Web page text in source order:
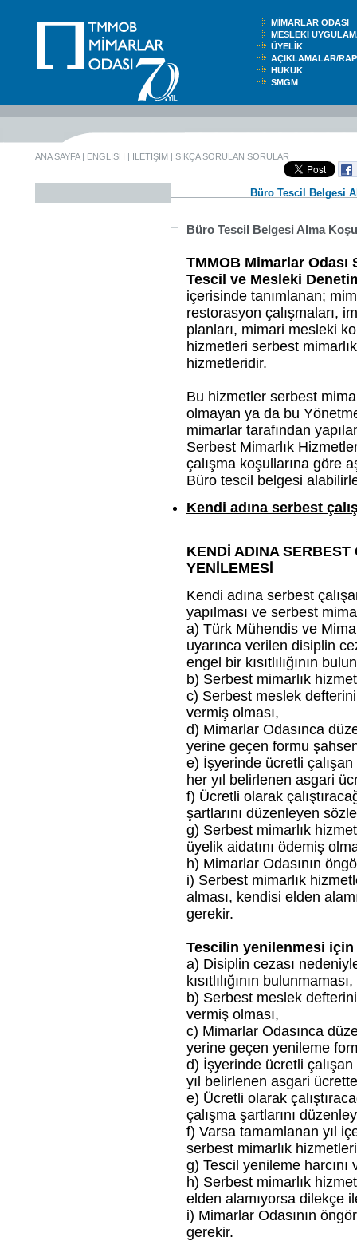
MİMARLAR ODASI
MESLEKİ
ÜYELİK
AÇIKLAMALAR/
HUKUK
SMGM
ANA SAYFA| ENGLISH | İLETİŞİM | SIKÇA SORULAN SORULAR
Büro Tescil Belgesi
Büro Tescil Belgesi Alma
TMMOB Mimarlar
Tescil ve Mesleki
içerisinde tanımlanan;
restorasyon çalışmaları,
planları, mimari mesleki
hizmetleri serbest
hizmetleridir.
Bu hizmetler serbest
olmayan ya da bu
mimarlar tarafından
Serbest Mimarlık
çalışma koşullarına göre
Büro tescil belgesi
Kendi adına serbest
KENDİ ADINA
YENİLEMESİ
Kendi adına serbest
yapılması ve serbest
a) Türk Mühendis ve
uyarınca verilen disiplin
engel bir kısıtlılığının
b) Serbest mimarlık
c) Serbest meslek
vermiş olması,
d) Mimarlar Odasınca
yerine geçen formu
e) İşyerinde ücretli
her yıl belirlenen asgari
f) Ücretli olarak
şartlarını düzenleyen
g) Serbest mimarlık
üyelik aidatını ödemiş
h) Mimarlar Odasının
i) Serbest mimarlık
alması, kendisi elden
gerekir.
Tescilin yenilenmesi için
a) Disiplin cezası
kısıtlılığının bulunmaması,
b) Serbest meslek
vermiş olması,
c) Mimarlar Odasınca
yerine geçen yenileme
d) İşyerinde ücretli
yıl belirlenen asgari
e) Ücretli olarak
çalışma şartlarını
f) Varsa tamamlanan yıl
serbest mimarlık
g) Tescil yenileme harcını
h) Serbest mimarlık
elden alamıyorsa dilekçe
i) Mimarlar Odasının
gerekir.